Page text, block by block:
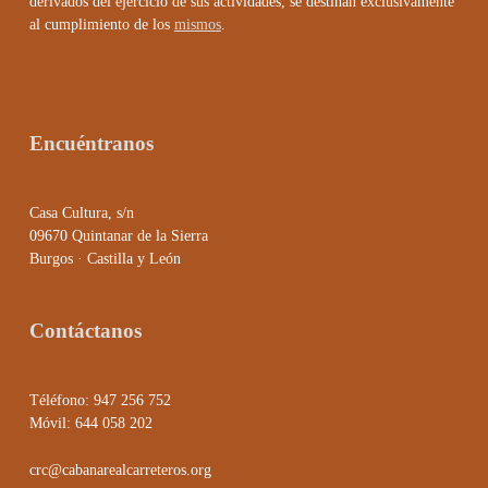
al cumplimiento de los mismos.
Encuéntranos
Casa Cultura, s/n
09670 Quintanar de la Sierra
Burgos · Castilla y León
Contáctanos
Téléfono: 947 256 752
Móvil: 644 058 202
crc@cabanarealcarreteros.org